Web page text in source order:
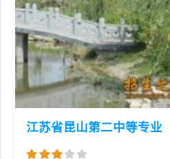
江苏省昆山第二中等专业